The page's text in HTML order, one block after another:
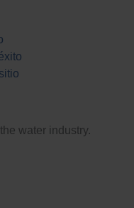
water industry.